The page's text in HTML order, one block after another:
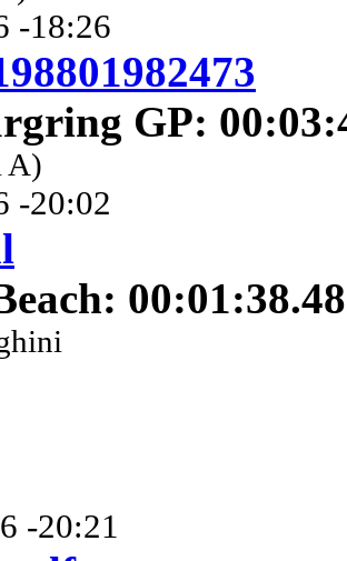
-18:26
GP:
A)
-20:02
-20:21